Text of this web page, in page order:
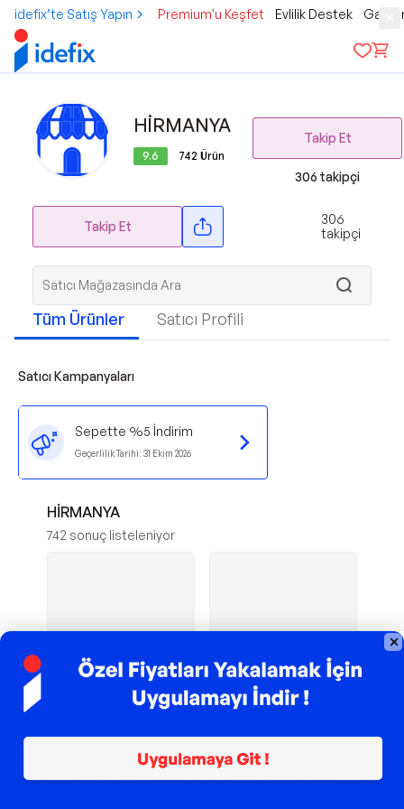
idefix’te Satış Yapın Premium'u Keşfet Evlilik Destek
HİRMANYA
9.6 742 Ürün
Takip Et
306 takipçi
Takip Et
306
takipçi
Tüm Ürünler Satıcı Profili
Satıcı Kampanyaları
Sepette %5 İndirim
Geçerlilik Tarihi: 31 Ekim 2026
HİRMANYA
742 sonuç listeleniyor
KBZ50F 50mm
2500 Adet F/E/J/8
Worx WX812.9C
20Volt 2.0Ah. 125mm